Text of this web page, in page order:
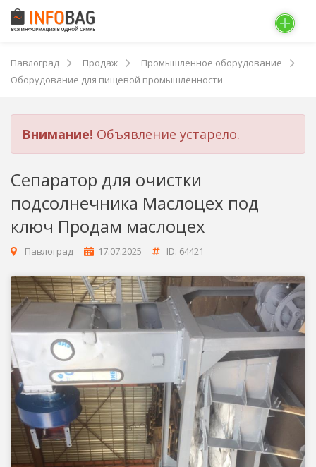
Павлоград Продаж
Промышленное оборудование
Оборудование для пищевой промышленности
Внимание! Объявление устарело.
Сепаратор для очистки
подсолнечника Маслоцех под
ключ Продам маслоцех
Павлоград 17.07.2025 ID: 64421